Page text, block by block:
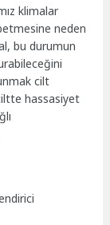
klimalar
neden
bu durumun
cilt
hassasiyet